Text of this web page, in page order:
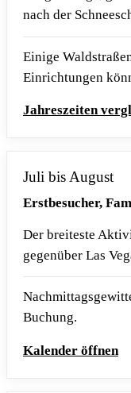
nach der
Einige
Einrichtungen
Jahreszeiten
Juli bis August
Erstbesucher,
Der breiteste
gegenüber Las
Buchung.
Kalender öffnen